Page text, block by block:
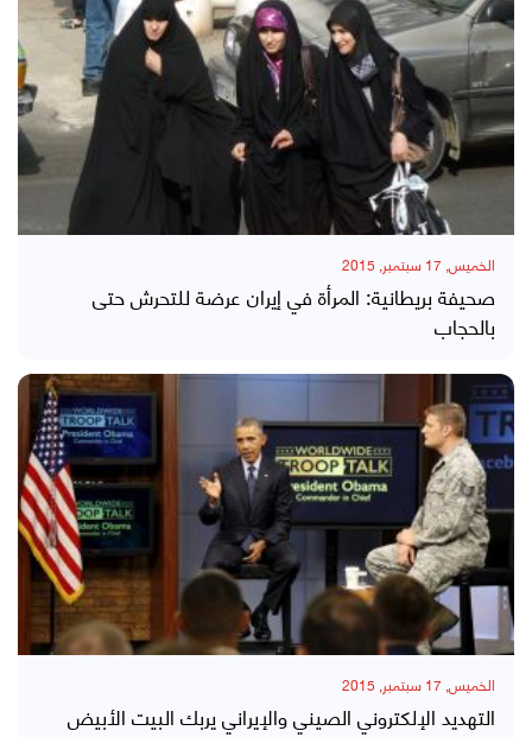
الخميس, 17 سبتمبر, 2015
صحيفة بريطانية: المرأة في إيران عرضة للتحرش حتى
بالحجاب
الخميس, 17 سبتمبر, 2015
التهديد الإلكتروني الصيني والإيراني يربك البيت الأبيض